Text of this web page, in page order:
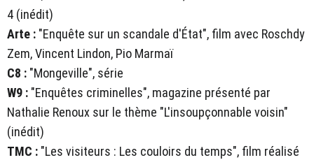
4 (inédit)
Arte : "Enquête sur un scandale d'État", film avec Roschdy
Zem, Vincent Lindon, Pio Marmaï
C8 : "Mongeville", série
W9 : "Enquêtes criminelles", magazine présenté par
Nathalie Renoux sur le thème "L'insoupçonnable voisin"
(inédit)
TMC : "Les visiteurs : Les couloirs du temps", film réalisé